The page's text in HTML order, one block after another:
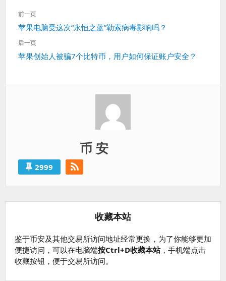
文
章
导
航
前一页
上
一
苹果电脑受这次“永恒之蓝”勒索病毒影响吗？
后一页
下
苹果创始人被骗7个比特币，用户如何保证账户安全？
币 安
2999
收藏本站
鉴于币安及其他交易所访问地址经常更换，为了你能够更加
便捷访问，可以在电脑端按Ctrl+D收藏本站，手机端点击
收藏按钮，便于交易所访问。